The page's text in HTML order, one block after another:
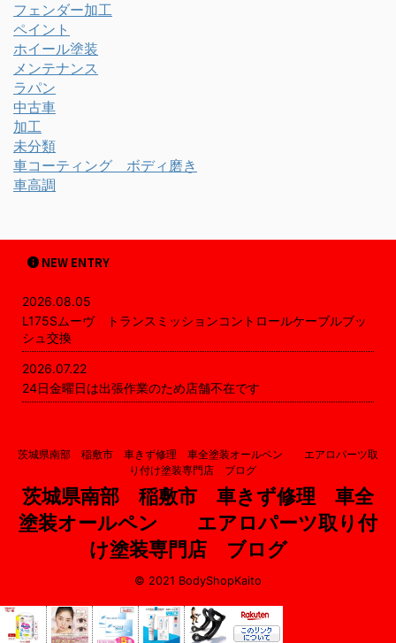
フェンダー加工
ペイント
ホイール塗装
メンテナンス
ラパン
中古車
加工
未分類
車コーティング ボディ磨き
車高調
NEW ENTRY
2026.08.05
L175Sムーヴ トランスミッションコントロールケーブルブッ
シュ交換
2026.07.22
24日金曜日は出張作業のため店舗不在です
茨城県南部 稲敷市 車きず修理 車全塗装オールペン エアロパーツ取
り付け塗装専門店 ブログ
茨城県南部 稲敷市 車きず修理 車全
塗装オールペン エアロパーツ取り付
け塗装専門店 ブログ
© 2021 BodyShopKaito